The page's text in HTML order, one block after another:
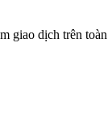
giao dịch trên toàn